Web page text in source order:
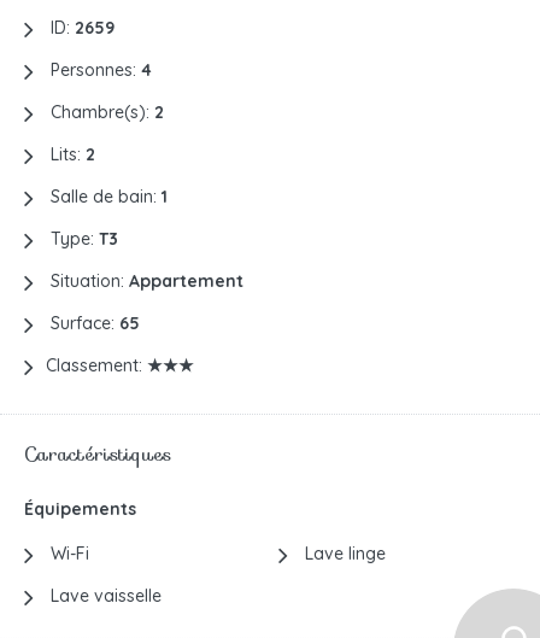
ID: 2659
Personnes: 4
Chambre(s): 2
Lits: 2
Salle de bain: 1
Type: T3
Situation: Appartement
Surface: 65
Classement: ★★★
Caractéristiques
Équipements
Wi-Fi
Lave vaisselle
Lave linge